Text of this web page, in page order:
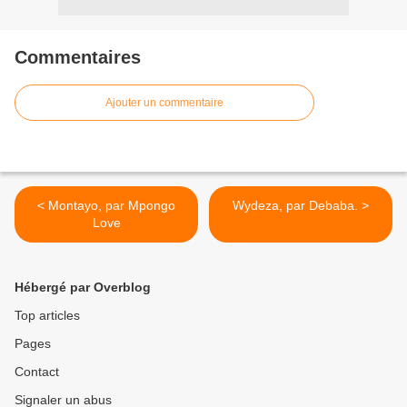
Commentaires
Ajouter un commentaire
< Montayo, par Mpongo
Love
Wydeza, par Debaba. >
Hébergé par Overblog
Top articles
Pages
Contact
Signaler un abus